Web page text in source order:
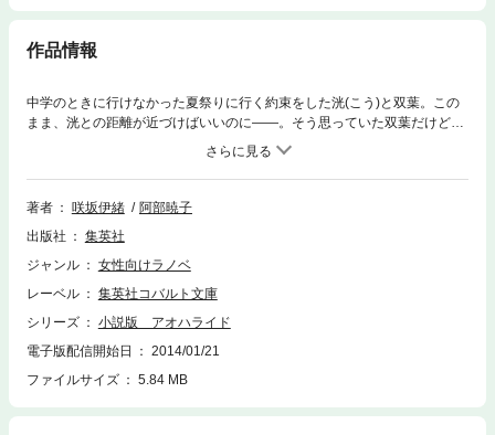
作品情報
中学のときに行けなかった夏祭りに行く約束をした洸(こう)と双葉。この
まま、洸との距離が近づけばいいのに――。そう思っていた双葉だけど、
洸はなかなかつかめない。約束はキャンセルになり、誰も洸とまともに連
絡がとれないまま、夏休みが明けてしまった。洸との距離が振り出しに戻
ってしまったとしても、また近づきたいと頑張る双葉。一方、双葉のこと
が気になって仕方ない男子も現れて…!?
著者 咲坂伊緒
阿部暁子
出版社
集英社
ジャンル
女性向けラノベ
レーベル
集英社コバルト文庫
シリーズ
小説版 アオハライド
電子版配信開始日
2014/01/21
ファイルサイズ
5.84 MB